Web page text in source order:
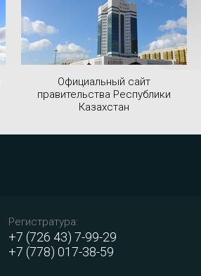
Официальный сайт
правительства Республики
Казахстан
Регистратура:
+7 (726 43) 7-99-29
+7 (778) 017-38-59